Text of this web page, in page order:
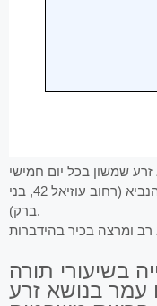
בשידור ישיר מביהמ”ד בית הכנסת אליהו הנביא (רחוב עוזיאל 42, בני
ברק).
בשיעורי תורה
עמר בנושא זרע